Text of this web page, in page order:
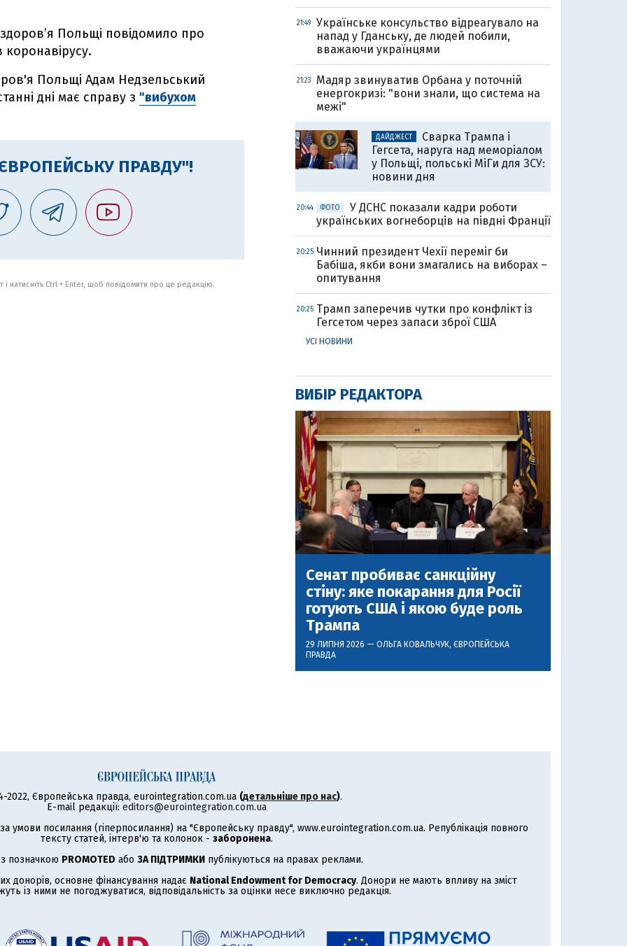
Польщі повідомило про
Польщі Адам Недзельський
дні має справу з "вибухом
ПРАВДУ"!
і натисніть Ctrl + Enter, щоб повідомити про це редакцію.
21:49
Українське консульство відреагувало на
напад у Гданську, де людей побили,
вважаючи українцями
21:23
Мадяр звинуватив Орбана у поточній
енергокризі: "вони знали, що система на
межі"
ДАЙДЖЕСТ
Сварка Трампа і
Гегсета, наруга над меморіалом
у Польщі, польські МіГи для ЗСУ:
новини дня
20:44 ФОТО
У ДСНС показали кадри роботи
українських вогнеборців на півдні Франції
20:25 Чинний президент Чехії переміг би
Бабіша, якби вони змагались на виборах –
опитування
20:25 Трамп заперечив чутки про конфлікт із
Гегсетом через запаси зброї США
УСІ НОВИНИ
ВИБІР РЕДАКТОРА
Сенат пробиває санкційну
стіну: яке покарання для Росії
готують США і якою буде роль
Трампа
29 ЛИПНЯ 2026 — ОЛЬГА КОВАЛЬЧУК, ЄВРОПЕЙСЬКА
ПРАВДА
2022, Європейська правда, eurointegration.com.ua (детальніше про нас).
E-mail редакції: editors@eurointegration.com.ua
умови посилання (гіперпосилання) на "Європейську правду", www.eurointegration.com.ua. Републікація повного
тексту статей, інтерв'ю та колонок - заборонена.
позначкою PROMOTED або ЗА ПІДТРИМКИ публікуються на правах реклами.
донорів, основне фінансування надає National Endowment for Democracy. Донори не мають впливу на зміст
із ними не погоджуватися, відповідальність за оцінки несе виключно редакція.